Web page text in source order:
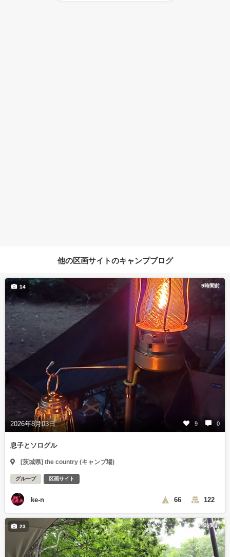
他の区画サイトのキャンプブログ
9時間前
2026年8月03日 9 0
14
息子とソログル
[茨城県] the country (キャンプ場)
グループ 区画サイト
ke-n 66 122
12時間前
23